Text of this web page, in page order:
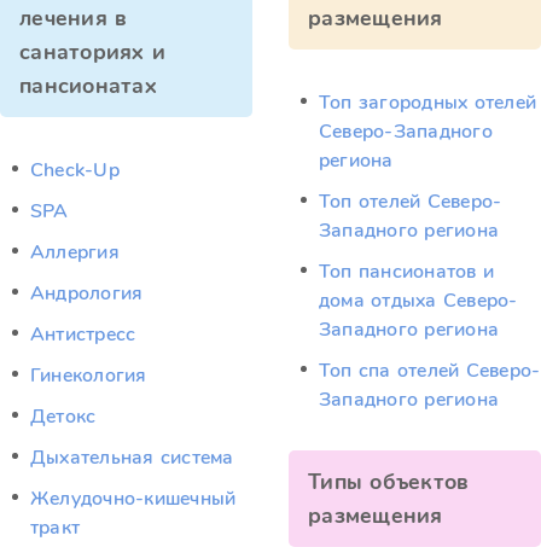
лечения в
санаториях и
пансионатах
Check-Up
SPA
Аллергия
Андрология
Антистресс
Гинекология
Детокс
Дыхательная система
Желудочно-кишечный
тракт
размещения
Топ загородных отелей
Северо-Западного
региона
Топ отелей Северо-
Западного региона
Топ пансионатов и
дома отдыха Северо-
Западного региона
Топ спа отелей Северо-
Западного региона
Типы объектов
размещения